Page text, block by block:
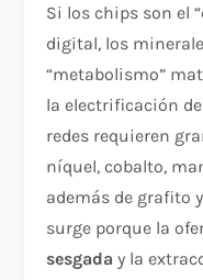
Si los chips son el
digital, los
“metabolismo”
la electrificación
redes requieren
níquel, cobalto,
además de grafito
surge porque la
sesgada y la